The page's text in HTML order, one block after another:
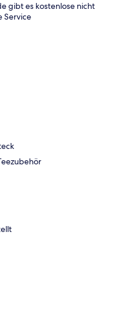
gibt es kostenlose nicht
Service